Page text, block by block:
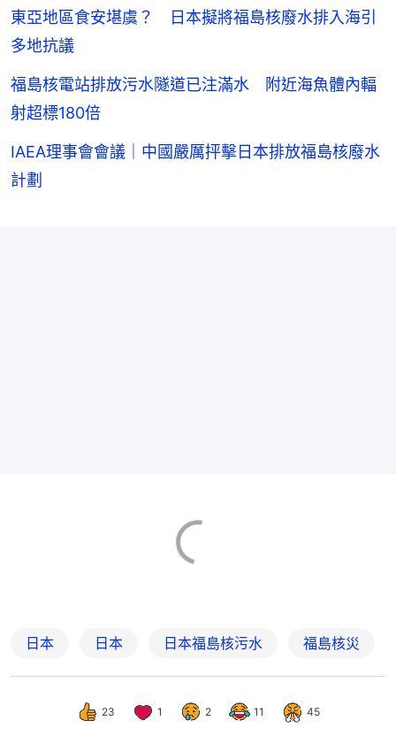
東亞地區食安堪虞？ 日本擬將福島核廢水排入海引
多地抗議
福島核電站排放污水隧道已注滿水 附近海魚體內輻
射超標180倍
IAEA理事會會議｜中國嚴厲抨擊日本排放福島核廢水
計劃
日本 日本 日本福島核污水 福島核災
23 1 2 11 45